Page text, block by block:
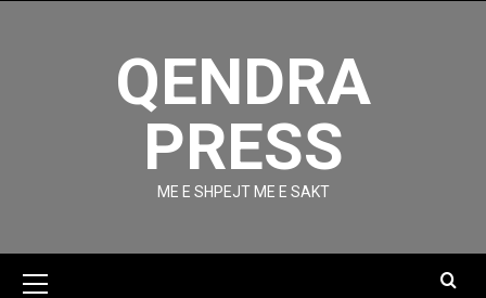
QENDRA
PRESS
ME E SHPEJT ME E SAKT
Menu